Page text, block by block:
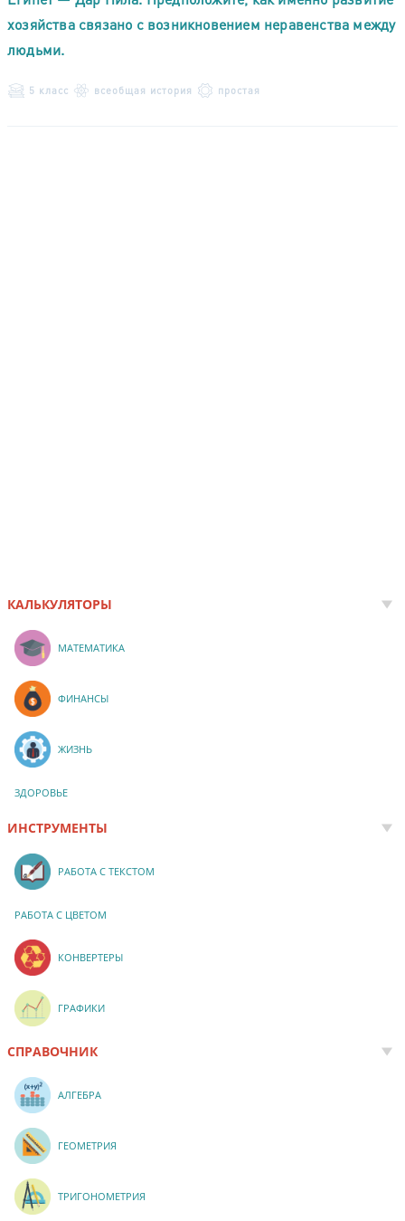
хозяйства связано с возникновением неравенства между
людьми.
5 класс всеобщая история простая
КАЛЬКУЛЯТОРЫ
МАТЕМАТИКА
ФИНАНСЫ
ЖИЗНЬ
ЗДОРОВЬЕ
ИНСТРУМЕНТЫ
РАБОТА С ТЕКСТОМ
РАБОТА С ЦВЕТОМ
КОНВЕРТЕРЫ
ГРАФИКИ
СПРАВОЧНИК
АЛГЕБРА
ГЕОМЕТРИЯ
ТРИГОНОМЕТРИЯ